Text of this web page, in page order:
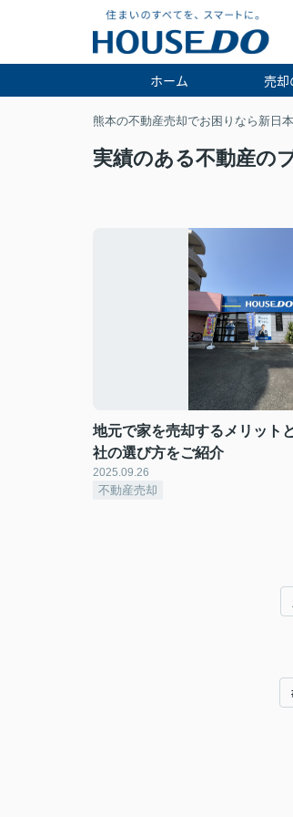
ホーム 売
熊本の不動産売却でお困りなら新日
実績のある不動産の
地元で家を売却するメリット
社の選び方をご紹介
2025.09.26
不動産売却